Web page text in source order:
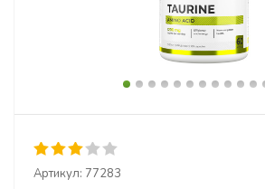
Артикул: 77283